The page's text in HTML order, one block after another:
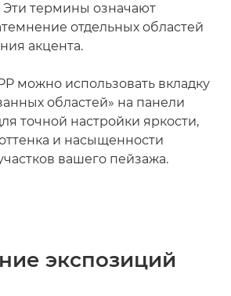
термины означают
отдельных областей
акцента.
можно использовать вкладку
областей» на панели
точной настройки яркости,
и насыщенности
вашего пейзажа.
экспозиций